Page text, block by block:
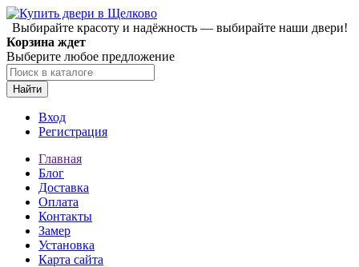
Выбирайте красоту и надёжность — выбирайте наши двери!
Корзина ждет
Выберите любое предложение
Найти
Вход
Регистрация
Главная
Блог
Доставка
Оплата
Контакты
Замер
Установка
Карта сайта